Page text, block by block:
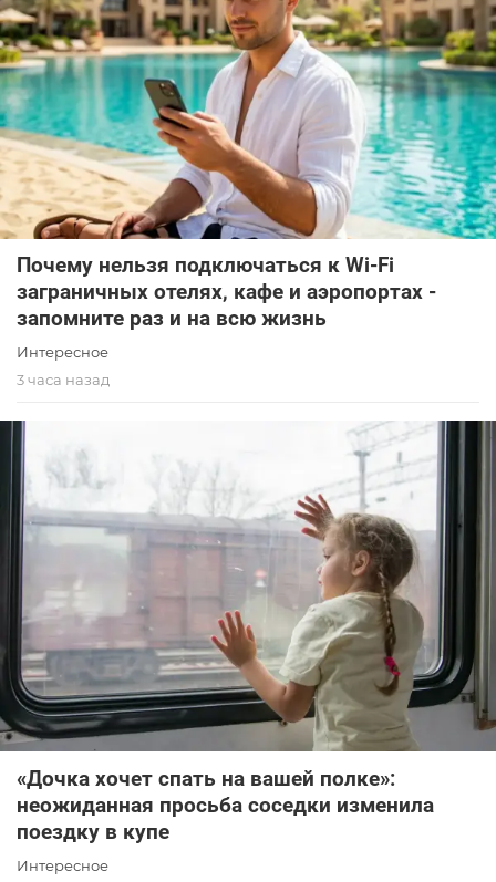
Почему нельзя подключаться к Wi-Fi
заграничных отелях, кафе и аэропортах -
запомните раз и на всю жизнь
Интересное
3 часа назад
«Дочка хочет спать на вашей полке»:
неожиданная просьба соседки изменила
поездку в купе
Интересное